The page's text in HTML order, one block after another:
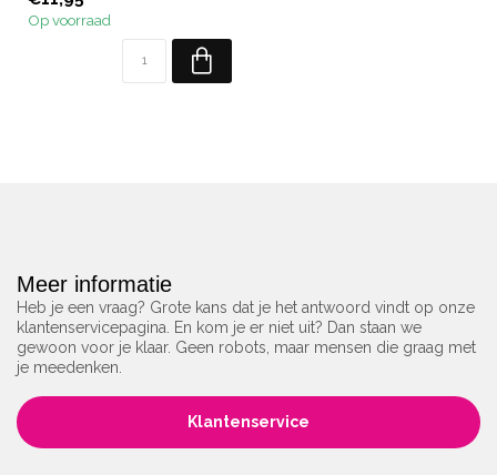
Op voorraad
Meer informatie
Heb je een vraag? Grote kans dat je het antwoord vindt op onze
klantenservicepagina. En kom je er niet uit? Dan staan we
gewoon voor je klaar. Geen robots, maar mensen die graag met
je meedenken.
Klantenservice